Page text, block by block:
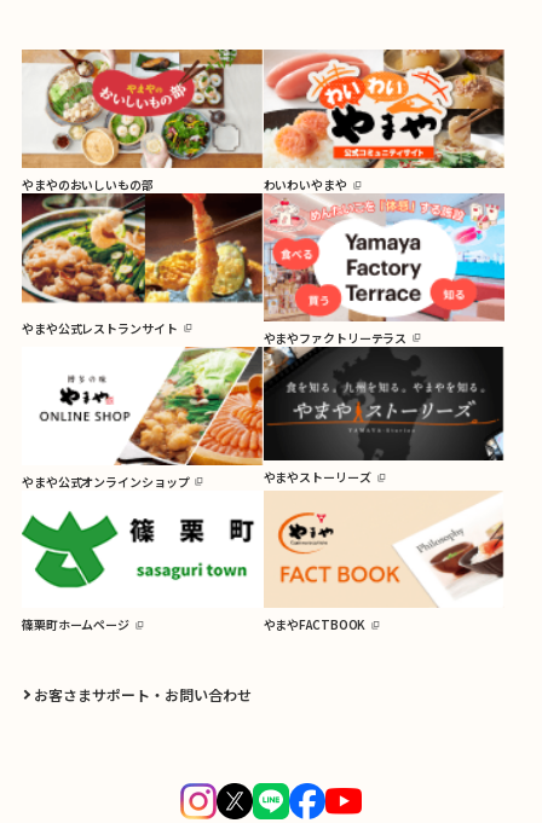
お客さまサポート・お問い合わせ
やまやのおいしいもの部 わいわいやまや
やまや公式レストランサイト
やまやファクトリーテラス
やまや公式オンラインショップ やまやストーリーズ
篠栗町ホームページ やまやFACTBOOK